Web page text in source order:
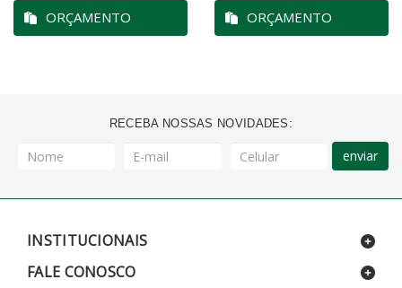
ORÇAMENTO ORÇAMENTO
RECEBA NOSSAS NOVIDADES:
enviar
INSTITUCIONAIS
FALE CONOSCO